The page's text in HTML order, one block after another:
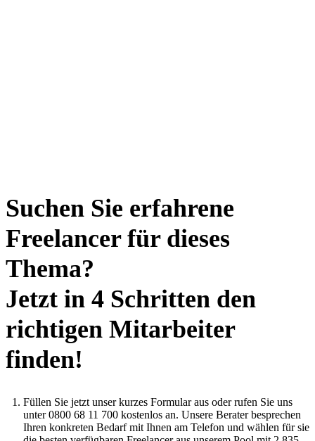
Suchen Sie erfahrene
Freelancer für dieses
Thema?
Jetzt in 4 Schritten den
richtigen Mitarbeiter
finden!
Füllen Sie jetzt unser kurzes Formular aus oder rufen Sie uns
unter 0800 68 11 700 kostenlos an. Unsere Berater besprechen
Ihren konkreten Bedarf mit Ihnen am Telefon und wählen für sie